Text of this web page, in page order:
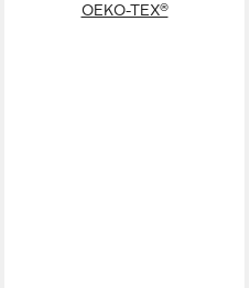
OEKO-TEX®